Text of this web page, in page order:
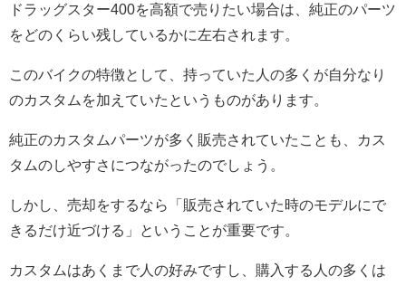
ドラッグスター400を高額で売りたい場合は、純正のパーツ
をどのくらい残しているかに左右されます。
このバイクの特徴として、持っていた人の多くが自分なり
のカスタムを加えていたというものがあります。
純正のカスタムパーツが多く販売されていたことも、カス
タムのしやすさにつながったのでしょう。
しかし、売却をするなら「販売されていた時のモデルにで
きるだけ近づける」ということが重要です。
カスタムはあくまで人の好みですし、購入する人の多くは